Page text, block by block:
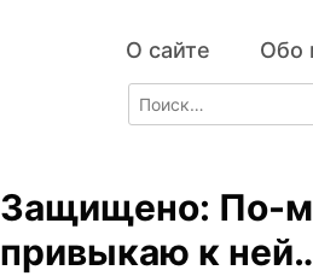
О сайте Обо
Search
for:
Защищено: По-
привыкаю к